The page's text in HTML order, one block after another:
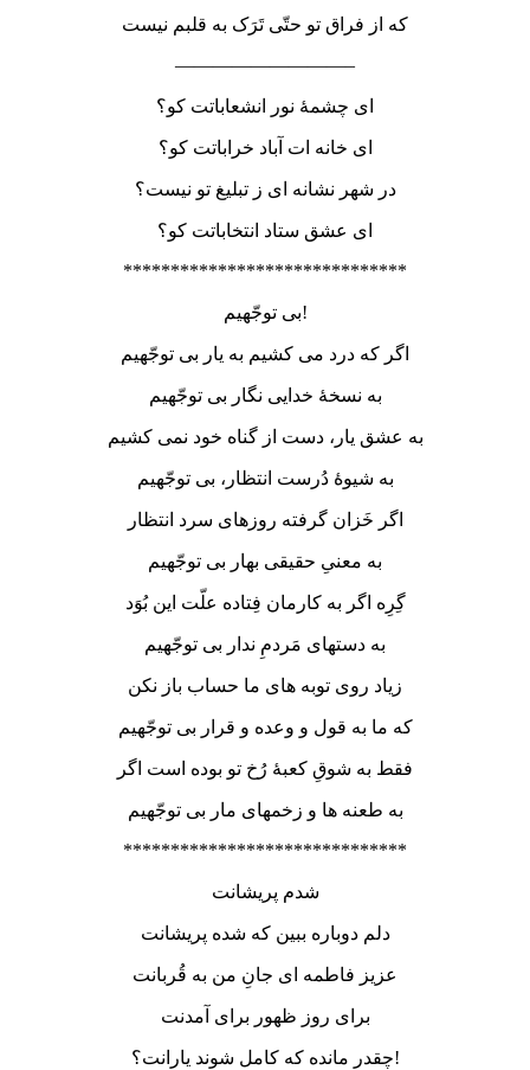
که از فراق تو حتّی تَرَک به قلبم نیست
—————————–
ای چشمۀ نور انشعاباتت کو؟
ای خانه ات آباد خراباتت کو؟
در شهر نشانه ای ز تبلیغ تو نیست؟
ای عشق ستاد انتخاباتت کو؟
******************************
بی توجّهیم!
اگر که درد می کشیم به یار بی توجّهیم
به نسخۀ خدایی نگار بی توجّهیم
به عشق یار، دست از گناه خود نمی کشیم
به شیوۀ دُرست انتظار، بی توجّهیم
اگر خَزان گرفته روزهای سرد انتظار
به معنیِ حقیقی بهار بی توجّهیم
گِرِه اگر به کارمان فِتاده علّت این بُوَد
به دستهای مَردمِ ندار بی توجّهیم
زیاد روی توبه های ما حساب باز نکن
که ما به قول و وعده و قرار بی توجّهیم
فقط به شوقِ کعبۀ رُخ تو بوده است اگر
به طعنه ها و زخمهای مار بی توجّهیم
******************************
شدم پریشانت
دلم دوباره ببین که شده پریشانت
عزیز فاطمه ای جانِ من به قُربانت
برای روز ظهور برای آمدنت
چقدر مانده که کامل شوند یارانت؟!